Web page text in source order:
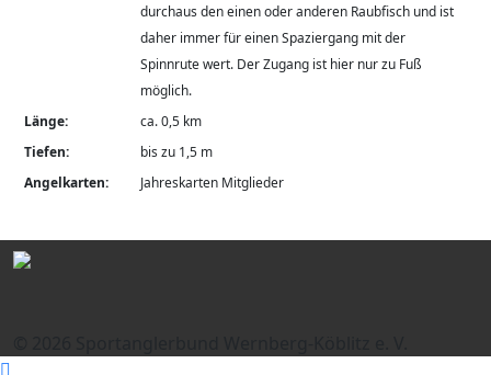
durchaus den einen oder anderen Raubfisch und ist
daher immer für einen Spaziergang mit der
Spinnrute wert. Der Zugang ist hier nur zu Fuß
möglich.
Länge:
ca. 0,5 km
Tiefen:
bis zu 1,5 m
Angelkarten:
Jahreskarten Mitglieder